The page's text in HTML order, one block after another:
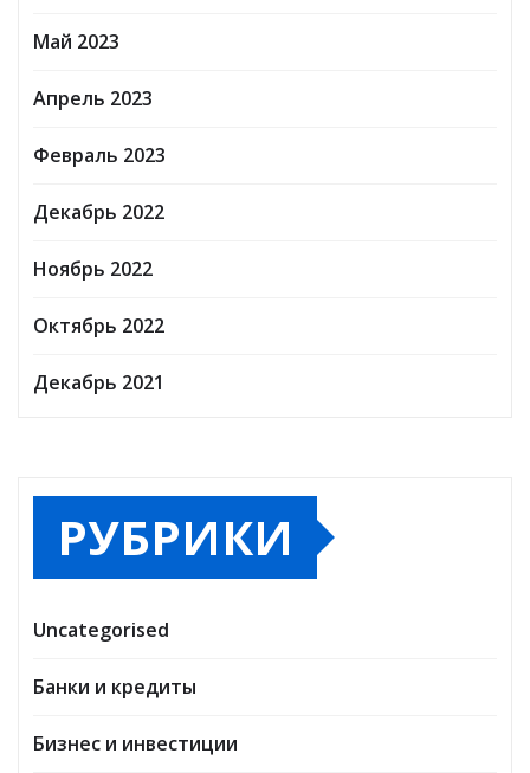
Май 2023
Апрель 2023
Февраль 2023
Декабрь 2022
Ноябрь 2022
Октябрь 2022
Декабрь 2021
РУБРИКИ
Uncategorised
Банки и кредиты
Бизнес и инвестиции